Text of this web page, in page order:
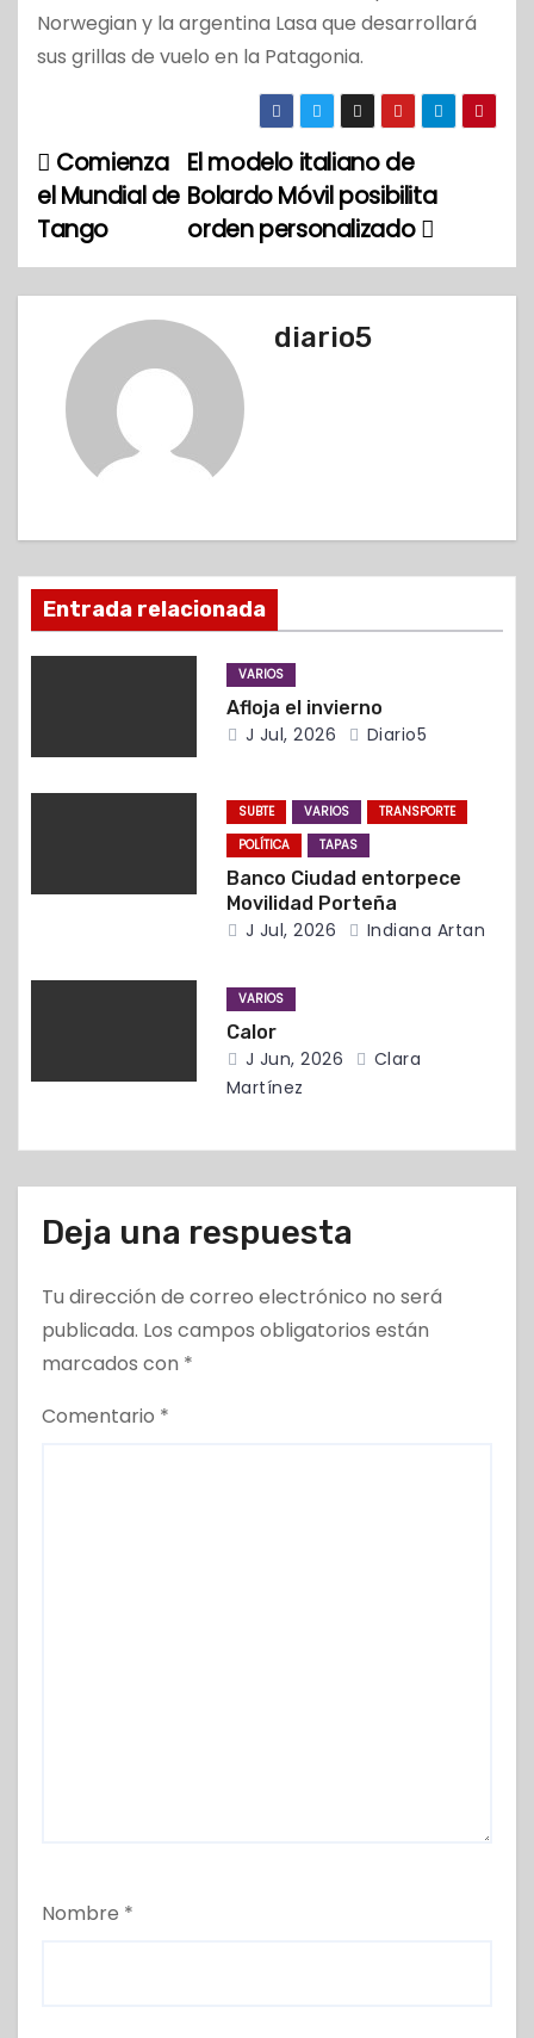
Norwegian y la argentina Lasa que desarrollará
sus grillas de vuelo en la Patagonia.
N
a
v
ó
n
e
a
a
El modelo italiano de
Bolardo Móvil posibilita
orden personalizado
Comienza
el Mundial de
Tango
diario5
Entrada relacionada
VARIOS
Afloja el invierno
J Jul, 2026 Diario5
SUBTE VARIOS
TRANSPORTE
POLÍTICA
TAPAS
Banco Ciudad entorpece
Movilidad Porteña
J Jul, 2026 Indiana Artan
VARIOS
Calor
J Jun, 2026
Clara
Martínez
Deja una respuesta
Tu dirección de correo electrónico no será
publicada. Los campos obligatorios están
marcados con *
Comentario *
Nombre *